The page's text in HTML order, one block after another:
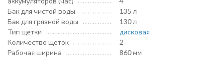
Бак для чистой воды
135 л
Бак для грязной воды
130 л
Тип щетки
дисковая
Количество щеток
2
Рабочая ширина
860 мм